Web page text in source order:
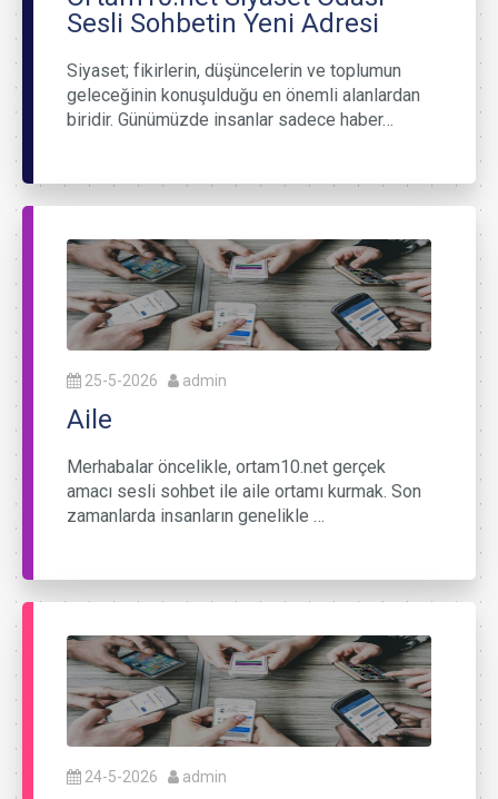
Sesli Sohbetin Yeni Adresi
Siyaset; fikirlerin, düşüncelerin ve toplumun
geleceğinin konuşulduğu en önemli alanlardan
biridir. Günümüzde insanlar sadece haber…
25-5-2026 admin
Aile
Merhabalar öncelikle, ortam10.net gerçek
amacı sesli sohbet ile aile ortamı kurmak. Son
zamanlarda insanların genelikle …
24-5-2026 admin